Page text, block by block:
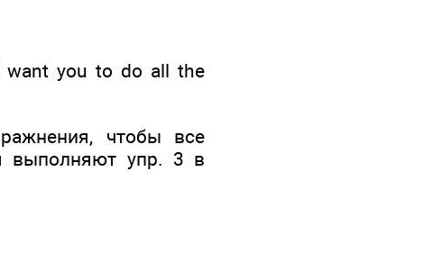
want you to do all the
чтобы все
выполняют упр. 3 в